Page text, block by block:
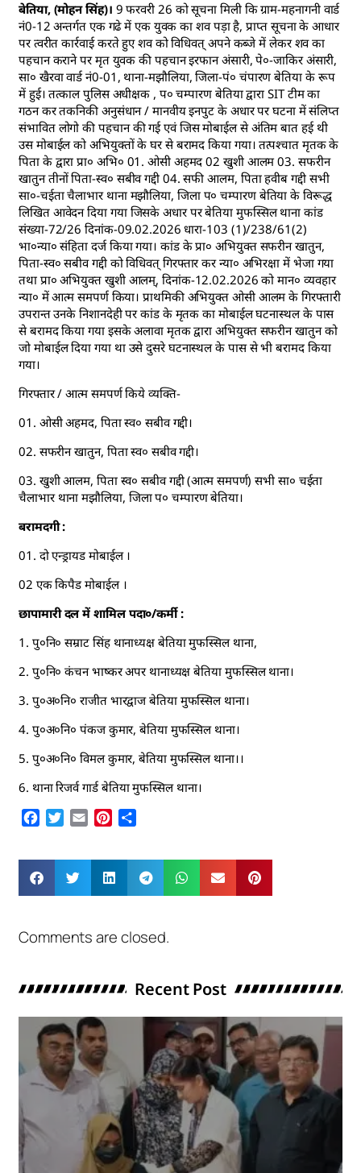
बेतिया, (मोहन सिंह)। 9 फरवरी 26 को सूचना मिली कि ग्राम-महनागनी वार्ड
नं0-12 अन्तर्गत एक गढे में एक युवक का शव पड़ा है, प्राप्त सूचना के आधार
पर त्वरीत कार्रवाई करते हुए शव को विधिवत् अपने कब्जे में लेकर शव का
पहचान कराने पर मृत युवक की पहचान इरफान अंसारी, पे०-जाकिर अंसारी,
सा० खैरवा वार्ड नं0-01, थाना-मझौलिया, जिला-पं० चंपारण बेतिया के रूप
में हुई। तत्काल पुलिस अधीक्षक , प० चम्पारण बेतिया द्वारा SIT टीम का
गठन कर तकनिकी अनुसंधान / मानवीय इनपुट के अधार पर घटना में संलिप्त
संभावित लोगो की पहचान की गई एवं जिस मोबाईल से अंतिम बात हई थी
उस मोबाईल को अभियुक्तों के घर से बरामद किया गया। तत्पश्चात मृतक के
पिता के द्वारा प्रा० अभि० 01. ओसी अहमद 02 खुशी आलम 03. सफरीन
खातुन तीनों पिता-स्व० सबीव गद्दी 04. सफी आलम, पिता हवीब गद्दी सभी
सा०-चईता चैलाभार थाना मझौलिया, जिला प० चम्पारण बेतिया के विरूद्ध
लिखित आवेदन दिया गया जिसके अधार पर बेतिया मुफस्सिल थाना कांड
संख्या-72/26 दिनांक-09.02.2026 धारा-103 (1)/238/61(2)
भा०न्या० संहिता दर्ज किया गया। कांड के प्रा० अभियुक्त सफरीन खातुन,
पिता-स्व० सबीव गद्दी को विधिवत् गिरफ्तार कर न्या० अभिरक्षा में भेजा गया
तथा प्रा० अभियुक्त खुशी आलम्, दिनांक-12.02.2026 को मान० व्यवहार
न्या० में आत्म समपर्ण किया। प्राथमिकी अभियुक्त ओसी आलम के गिरफ्तारी
उपरान्त उनके निशानदेही पर कांड के मृतक का मोबाईल घटनास्थल के पास
से बरामद किया गया इसके अलावा मृतक द्वारा अभियुक्त सफरीन खातुन को
जो मोबाईल दिया गया था उसे दुसरे घटनास्थल के पास से भी बरामद किया
गया।
गिरफ्तार / आत्म समपर्ण किये व्यक्ति-
01. ओसी अहमद, पिता स्व० सबीव गद्दी।
02. सफरीन खातुन, पिता स्व० सबीव गद्दी।
03. खुशी आलम, पिता स्व० सबीव गद्दी (आत्म समपर्ण) सभी सा० चईता
चैलाभार थाना मझौलिया, जिला प० चम्पारण बेतिया।
बरामदगी :
01. दो एन्ड्रायड मोबाईल ।
02 एक किपैड मोबाईल ।
छापामारी दल में शामिल पदा०/कर्मी :
1. पु०नि० सम्राट सिंह थानाध्यक्ष बेतिया मुफस्सिल थाना,
2. पु०नि० कंचन भाष्कर अपर थानाध्यक्ष बेतिया मुफस्सिल थाना।
3. पु०अ०नि० राजीत भारद्वाज बेतिया मुफस्सिल थाना।
4. पु०अ०नि० पंकज कुमार, बेतिया मुफस्सिल थाना।
5. पु०अ०नि० विमल कुमार, बेतिया मुफस्सिल थाना।।
6. थाना रिजर्व गार्ड बेतिया मुफस्सिल थाना।
Facebook
Twitter
Email Pinterest
Comments are closed.
Recent Post